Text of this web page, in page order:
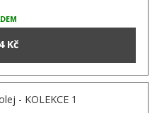
Kč
- KOLEKCE 1